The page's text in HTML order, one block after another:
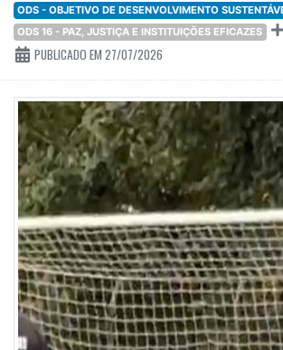
ODS - OBJETIVO DE DESENVOLVIMENTO
ODS 16 - PAZ, JUSTIÇA E INSTITUIÇÕES EFICAZES
PUBLICADO EM 27/07/2026